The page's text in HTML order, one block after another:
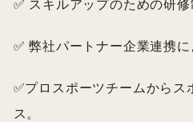
✅ スキルアップのための研修
✅ 弊社パートナー企業連携
✅プロスポーツチームから
ス。